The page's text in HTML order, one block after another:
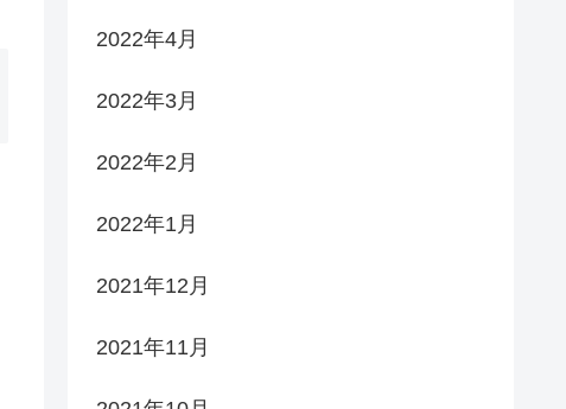
2022年4月
2022年3月
2022年2月
2022年1月
2021年12月
2021年11月